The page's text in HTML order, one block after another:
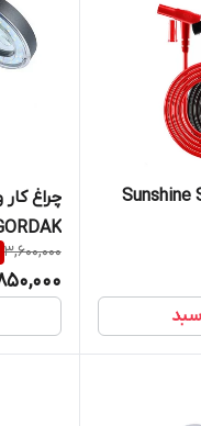
چراغ
3,600,000